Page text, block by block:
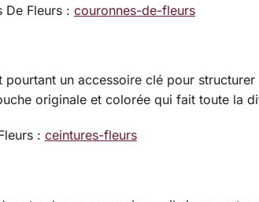
Fleurs : couronnes-de-fleurs
un accessoire clé pour
originale et colorée qui fait toute la
: ceintures-fleurs